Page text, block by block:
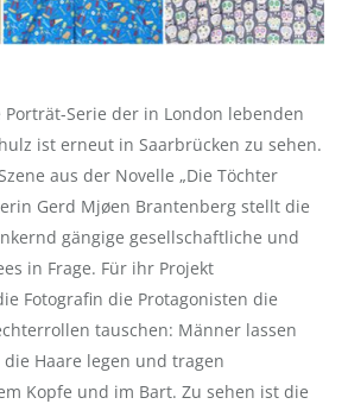
Serie der in London lebenden
ist erneut in Saarbrücken zu sehen.
aus der Novelle „Die Töchter
Gerd Mjøen Brantenberg stellt die
gängige gesellschaftliche und
in Frage. Für ihr Projekt
Fotografin die Protagonisten die
tauschen: Männer lassen
Haare legen und tragen
Kopfe und im Bart. Zu sehen ist die